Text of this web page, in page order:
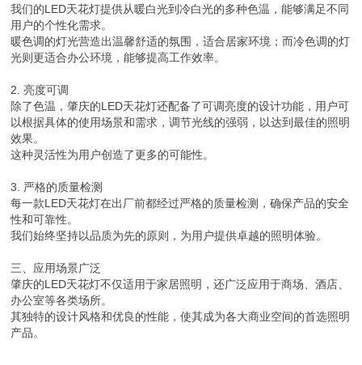
我们的LED天花灯提供从暖白光到冷白光的多种色温，能够满足不同
用户的个性化需求。
暖色调的灯光营造出温馨舒适的氛围，适合居家环境；而冷色调的灯
光则更适合办公环境，能够提高工作效率。
2. 亮度可调
除了色温，肇庆的LED天花灯还配备了可调亮度的设计功能，用户可
以根据具体的使用场景和需求，调节光线的强弱，以达到最佳的照明
效果。
这种灵活性为用户创造了更多的可能性。
3. 严格的质量检测
每一款LED天花灯在出厂前都经过严格的质量检测，确保产品的安全
性和可靠性。
我们始终坚持以品质为先的原则，为用户提供卓越的照明体验。
三、应用场景广泛
肇庆的LED天花灯不仅适用于家居照明，还广泛应用于商场、酒店、
办公室等各类场所。
其独特的设计风格和优良的性能，使其成为各大商业空间的首选照明
产品。